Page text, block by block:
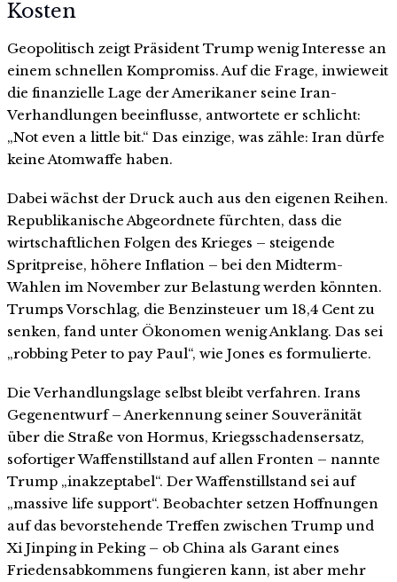
Kosten
Geopolitisch zeigt Präsident Trump wenig Interesse an
einem schnellen Kompromiss. Auf die Frage, inwieweit
die finanzielle Lage der Amerikaner seine Iran-
Verhandlungen beeinflusse, antwortete er schlicht:
„Not even a little bit.“ Das einzige, was zähle: Iran dürfe
keine Atomwaffe haben.
Dabei wächst der Druck auch aus den eigenen Reihen.
Republikanische Abgeordnete fürchten, dass die
wirtschaftlichen Folgen des Krieges – steigende
Spritpreise, höhere Inflation – bei den Midterm-
Wahlen im November zur Belastung werden könnten.
Trumps Vorschlag, die Benzinsteuer um 18,4 Cent zu
senken, fand unter Ökonomen wenig Anklang. Das sei
„robbing Peter to pay Paul“, wie Jones es formulierte.
Die Verhandlungslage selbst bleibt verfahren. Irans
Gegenentwurf – Anerkennung seiner Souveränität
über die Straße von Hormus, Kriegsschadensersatz,
sofortiger Waffenstillstand auf allen Fronten – nannte
Trump „inakzeptabel“. Der Waffenstillstand sei auf
„massive life support“. Beobachter setzen Hoffnungen
auf das bevorstehende Treffen zwischen Trump und
Xi Jinping in Peking – ob China als Garant eines
Friedensabkommens fungieren kann, ist aber mehr